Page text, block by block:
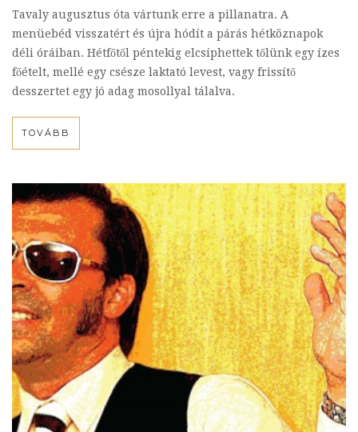
Tavaly augusztus óta vártunk erre a pillanatra. A
menüebéd visszatért és újra hódít a párás hétköznapok
déli óráiban. Hétfőtől péntekig elcsíphettek tőlünk egy ízes
főételt, mellé egy csésze laktató levest, vagy frissítő
desszertet egy jó adag mosollyal tálalva.
TOVÁBB